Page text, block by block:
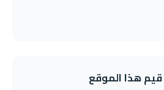
قيم هذا الموقع